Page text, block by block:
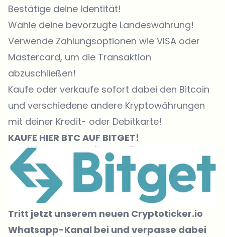
Bestätige deine Identität!
Wähle deine bevorzugte Landeswährung!
Verwende Zahlungsoptionen wie VISA oder
Mastercard, um die Transaktion
abzuschließen!
Kaufe oder verkaufe sofort dabei den Bitcoin
und verschiedene andere Kryptowährungen
mit deiner Kredit- oder Debitkarte!
KAUFE HIER BTC AUF BITGET!
Tritt jetzt unserem neuen Cryptoticker.io
Whatsapp-Kanal bei und verpasse dabei